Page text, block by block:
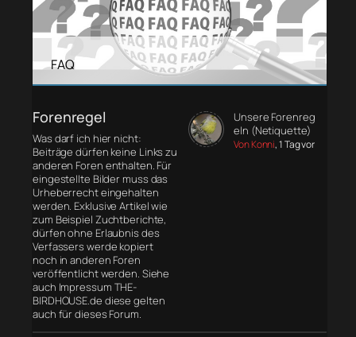
FAQ
Forenregel
Was darf ich hier nicht:
Beiträge dürfen keine Links zu
anderen Foren enthalten. Für
eingestellte Bilder muss das
Urheberrecht eingehalten
werden. Exklusive Artikel wie
zum Beispiel Zuchtberichte,
dürfen ohne Erlaubnis des
Verfassers werde kopiert
noch in anderen Foren
veröffentlicht werden. Siehe
auch Impressum THE-
BIRDHOUSE.de diese gelten
auch für dieses Forum.
Unsere Forenreg
eln (Netiquette)
Von Konni, 1 Tag vor